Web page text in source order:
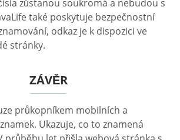
zůstanou soukromá a nebudou s
také poskytuje bezpečnostní
odkaz je k dispozici ve
stránky.
ZÁVĚR
průkopníkem mobilních a
Ukazuje, co to znamená